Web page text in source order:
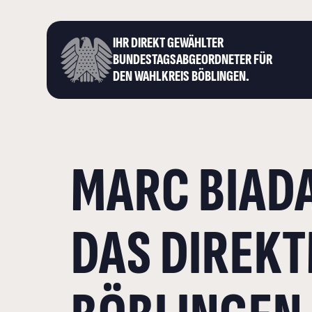
IHR DIREKT GEWÄHLTER
BUNDESTAGS­ABGEORDNETER FÜR
DEN WAHLKREIS BÖBLINGEN.
MARC
DAS